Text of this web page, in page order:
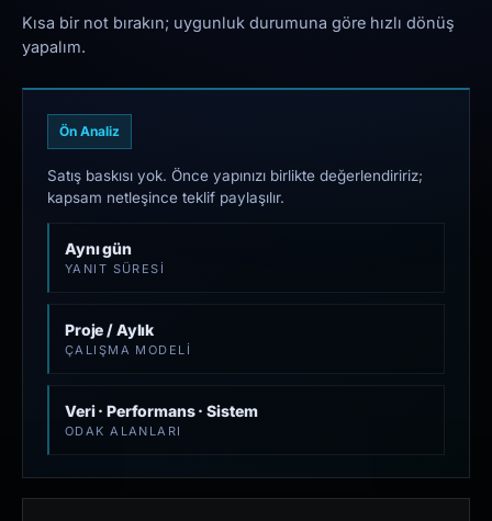
Kısa bir not bırakın; uygunluk durumuna göre hızlı dönüş
yapalım.
Ön Analiz
Satış baskısı yok. Önce yapınızı birlikte değerlendiririz;
kapsam netleşince teklif paylaşılır.
Aynı gün
YANIT SÜRESI
Proje / Aylık
ÇALIŞMA MODELI
Veri · Performans · Sistem
ODAK ALANLARI